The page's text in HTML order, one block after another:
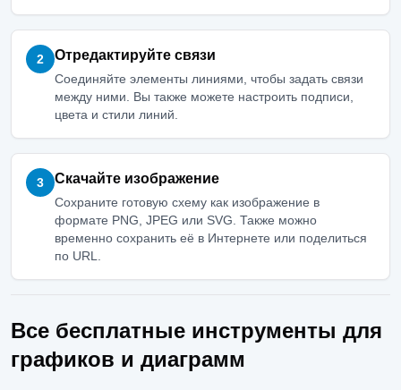
2 Отредактируйте связи
Соединяйте элементы линиями, чтобы задать связи
между ними. Вы также можете настроить подписи,
цвета и стили линий.
3 Скачайте изображение
Сохраните готовую схему как изображение в
формате PNG, JPEG или SVG. Также можно
временно сохранить её в Интернете или поделиться
по URL.
Все бесплатные инструменты для
графиков и диаграмм